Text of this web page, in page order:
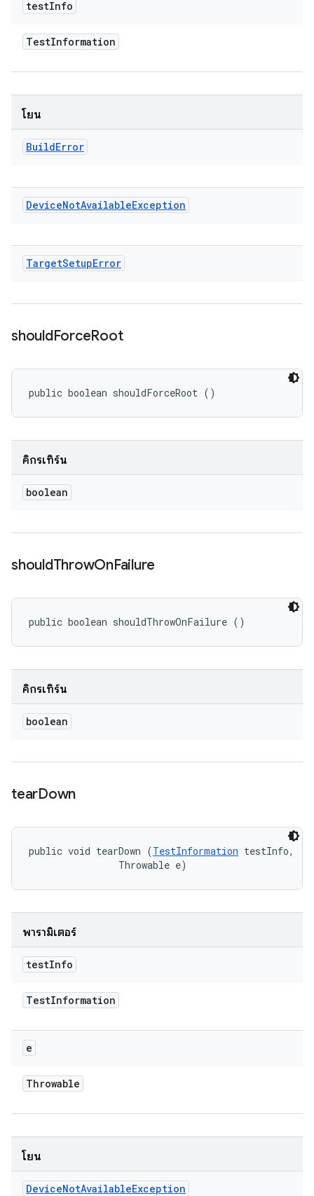
testInfo
TestInformation
โยน
BuildError
DeviceNotAvailableException
TargetSetupError
shouldForceRoot
public boolean shouldForceRoot ()
คิกรีเทิร์น
boolean
shouldThrowOnFailure
public boolean shouldThrowOnFailure ()
คิกรีเทิร์น
boolean
tearDown
public void tearDown (TestInformation testInfo,
                Throwable e)
พารามิเตอร์
testInfo
TestInformation
e
Throwable
โยน
DeviceNotAvailableException